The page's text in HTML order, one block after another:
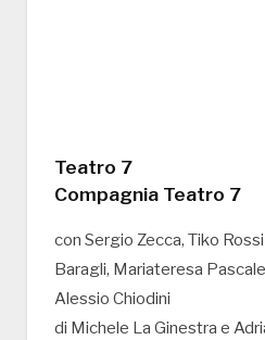
Teatro 7
Compagnia Teatro 7
con Sergio Zecca, Tiko
Baragli, Mariateresa
Alessio Chiodini
di Michele La Ginestra e